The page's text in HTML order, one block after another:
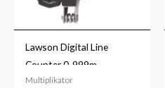
Lawson Digital Line
Counter 0-999m
Multiplikator